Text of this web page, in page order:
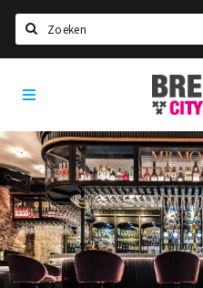
Home
Agenda
Deals
Party pics
Nieuws, interviews & blogs
Eten